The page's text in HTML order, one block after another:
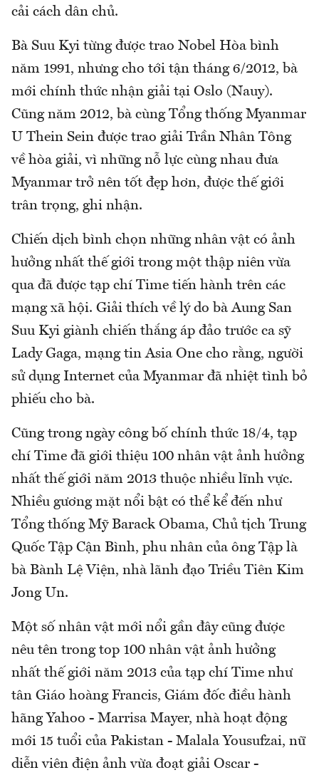
cải cách dân chủ.
Bà Suu Kyi từng được trao Nobel Hòa bình
năm 1991, nhưng cho tới tận tháng 6/2012, bà
mới chính thức nhận giải tại Oslo (Nauy).
Cũng năm 2012, bà cùng Tổng thống Myanmar
U Thein Sein được trao giải Trần Nhân Tông
về hòa giải, vì những nỗ lực cùng nhau đưa
Myanmar trở nên tốt đẹp hơn, được thế giới
trân trọng, ghi nhận.
Chiến dịch bình chọn những nhân vật có ảnh
hưởng nhất thế giới trong một thập niên vừa
qua đã được tạp chí Time tiến hành trên các
mạng xã hội. Giải thích về lý do bà Aung San
Suu Kyi giành chiến thắng áp đảo trước ca sỹ
Lady Gaga, mạng tin Asia One cho rằng, người
sử dụng Internet của Myanmar đã nhiệt tình bỏ
phiếu cho bà.
Cũng trong ngày công bố chính thức 18/4, tạp
chí Time đã giới thiệu 100 nhân vật ảnh hưởng
nhất thế giới năm 2013 thuộc nhiều lĩnh vực.
Nhiều gương mặt nổi bật có thể kể đến như
Tổng thống Mỹ Barack Obama, Chủ tịch Trung
Quốc Tập Cận Bình, phu nhân của ông Tập là
bà Bành Lệ Viện, nhà lãnh đạo Triều Tiên Kim
Jong Un.
Một số nhân vật mới nổi gần đây cũng được
nêu tên trong top 100 nhân vật ảnh hưởng
nhất thế giới năm 2013 của tạp chí Time như
tân Giáo hoàng Francis, Giám đốc điều hành
hãng Yahoo - Marrisa Mayer, nhà hoạt động
mới 15 tuổi của Pakistan - Malala Yousufzai, nữ
diễn viên điện ảnh vừa đoạt giải Oscar -